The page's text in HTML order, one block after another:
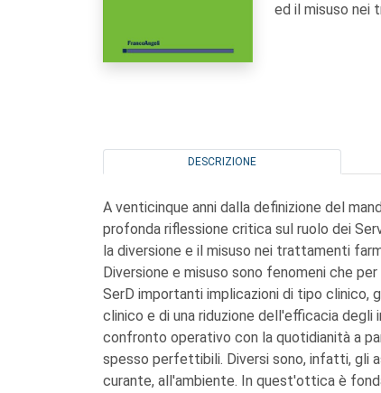
ed il misuso nei
DESCRIZIONE
A venticinque anni dalla definizione del
profonda riflessione critica sul ruolo dei
la diversione e il misuso nei trattamenti
Diversione e misuso sono fenomeni che
SerD importanti implicazioni di tipo clinico,
clinico e di una riduzione dell'efficacia
confronto operativo con la quotidianità a
spesso perfettibili. Diversi sono, infatti, gli
curante, all'ambiente. In quest'ottica è